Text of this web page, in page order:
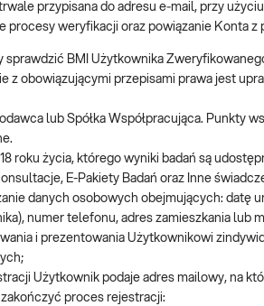
przypisana do adresu e‑mail, przy
weryfikacji oraz powiązanie Konta
BMI Użytkownika
z obowiązującymi przepisami prawa jest
lub Spółka Współpracująca. Punkty
roku życia, którego wyniki badań są
E-Pakiety Badań oraz Inne
danych osobowych obejmujących: datę
numer telefonu, adres zamieszkania lub
i prezentowania Użytkownikowi
Użytkownik podaje adres mailowy, na
proces rejestracji: